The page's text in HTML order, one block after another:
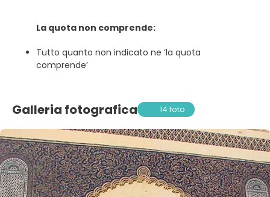
La quota non comprende:
Tutto quanto non indicato ne ‘la quota
comprende’
Galleria fotografica 14 foto